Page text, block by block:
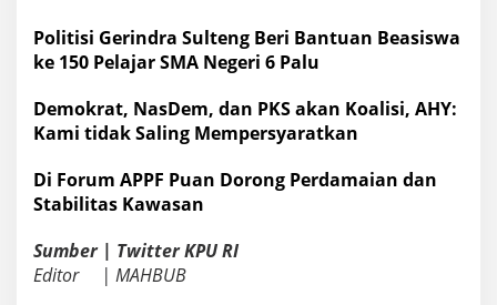
Politisi Gerindra Sulteng Beri Bantuan Beasiswa
ke 150 Pelajar SMA Negeri 6 Palu
Demokrat, NasDem, dan PKS akan Koalisi, AHY:
Kami tidak Saling Mempersyaratkan
Di Forum APPF Puan Dorong Perdamaian dan
Stabilitas Kawasan
Sumber | Twitter KPU RI
Editor | MAHBUB